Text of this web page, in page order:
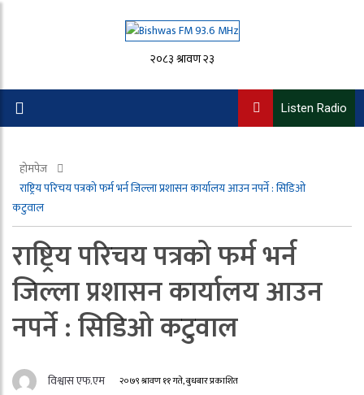
२०८३ श्रावण २३
Listen Radio
होमपेज
राष्ट्रिय परिचय पत्रको फर्म भर्न जिल्ला प्रशासन कार्यालय आउन नपर्ने : सिडिओ
कटुवाल
राष्ट्रिय परिचय पत्रको फर्म भर्न
जिल्ला प्रशासन कार्यालय आउन
नपर्ने : सिडिओ कटुवाल
विश्वास एफ.एम २०७९ श्रावण ११ गते, बुधबार प्रकाशित